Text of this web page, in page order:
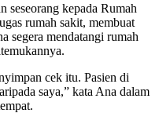
seseorang kepada Rumah
rumah sakit, membuat
segera mendatangi rumah
cek itu. Pasien di
saya,” kata Ana dalam